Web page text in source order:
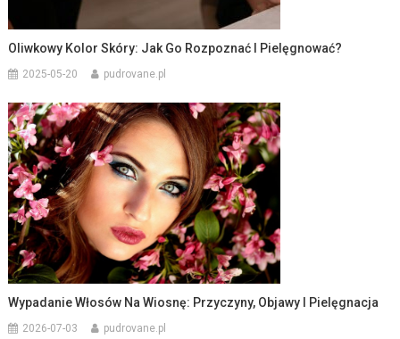
Oliwkowy Kolor Skóry: Jak Go Rozpoznać I Pielęgnować?
2025-05-20 pudrovane.pl
Wypadanie Włosów Na Wiosnę: Przyczyny, Objawy I Pielęgnacja
2026-07-03 pudrovane.pl